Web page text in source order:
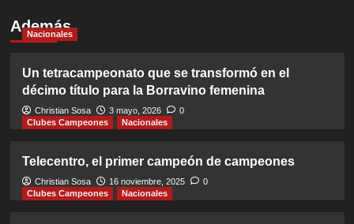
Además
Nacionales
Un tetracampeonato que se transformó en el
décimo título para la Borravino femenina
Christian Sosa 3 mayo, 2026
0
Clubes Campeones
Nacionales
Telecentro, el primer campeón de campeones
Christian Sosa 16 noviembre, 2025
0
Clubes Campeones
Nacionales